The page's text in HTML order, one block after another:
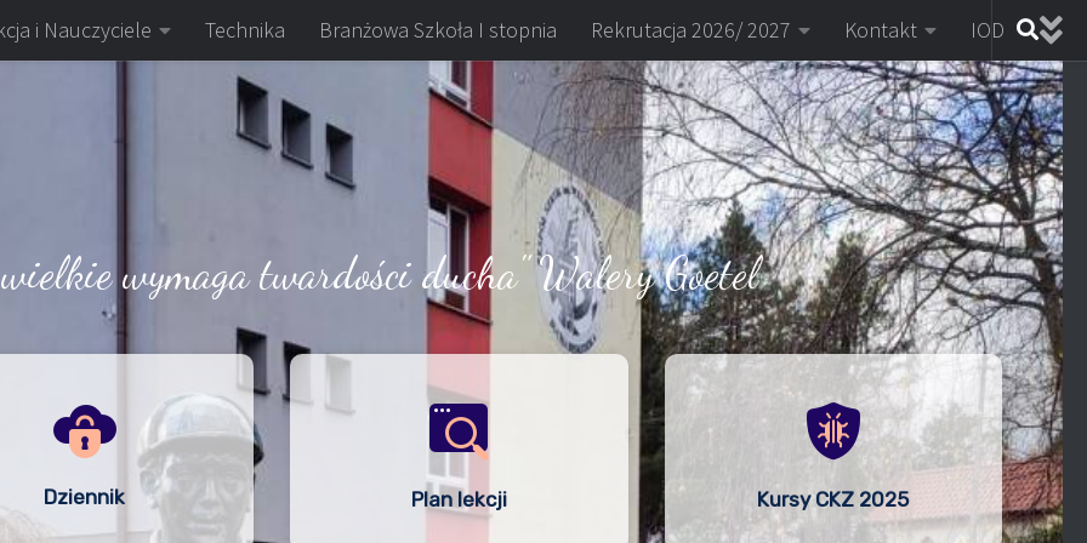
i Nauczyciele Technika Branżowa Szkoła I stopnia Rekrutacja 2026/ 2027 Kontakt IOD
wymaga twardości ducha" Walery Goetel
Dziennik Plan lekcji Kursy CKZ 2025